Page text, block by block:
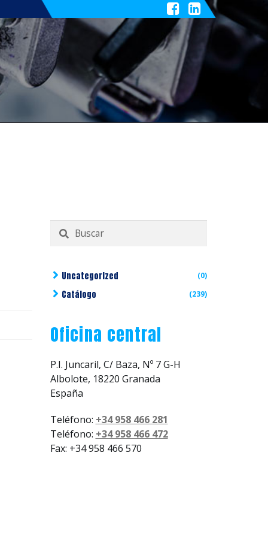
Buscar
por:
Uncategorized (0)
Catálogo (239)
Oficina central
P.I. Juncaril, C/ Baza, Nº 7 G-H
Albolote, 18220 Granada
España
Teléfono: +34 958 466 281
Teléfono: +34 958 466 472
Fax: +34 958 466 570